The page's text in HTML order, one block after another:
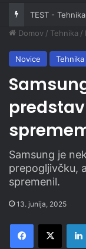
TEST -
Domov / Tehnika /
Novice Tehnika
Samsung je
prepogljivčku,
spremenil.
13. junija, 2025
Facebook
X